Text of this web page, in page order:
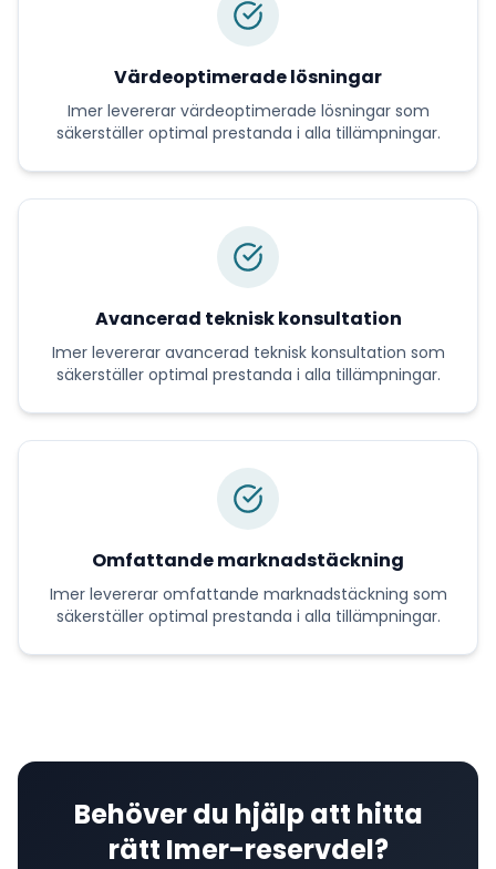
Värdeoptimerade lösningar
Imerlevererar värdeoptimerade lösningarsom
säkerställer optimal prestanda i alla tillämpningar.
Avancerad teknisk konsultation
Imerlevererar avancerad teknisk konsultation som
säkerställer optimal prestanda i alla tillämpningar.
Omfattande marknadstäckning
Imerlevererar omfattande marknadstäckning som
säkerställer optimal prestanda i alla tillämpningar.
Behöver du hjälp att hitta
rätt Imer-reservdel?